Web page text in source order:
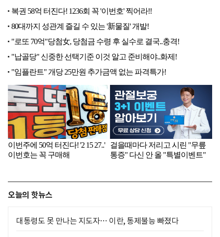
오늘의 핫뉴스
대통령도 못 만나는 지도자… 이란, 통제불능 빠졌다